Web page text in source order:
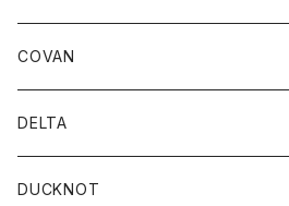
COVAN
DELTA
DUCKNOT